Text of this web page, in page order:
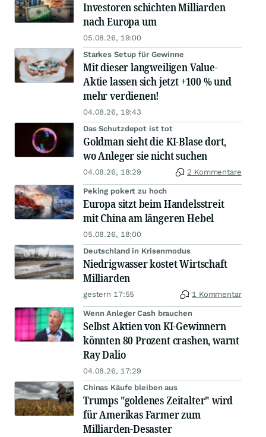
Investoren schichten Milliarden
nach Europa um
05.08.26, 19:00
Starkes Setup für Gewinne
Mit dieser langweiligen Value-
Aktie lassen sich jetzt +100 % und
mehr verdienen!
04.08.26, 19:43
Das Schutzdepot ist tot
Goldman sieht die KI-Blase dort,
wo Anleger sie nicht suchen
04.08.26, 18:29 2 Kommentare
Peking pokert zu hoch
Europa sitzt beim Handelsstreit
mit China am längeren Hebel
05.08.26, 18:00
Deutschland in Krisenmodus
Niedrigwasser kostet Wirtschaft
Milliarden
gestern 17:55 1 Kommentar
Wenn Anleger Cash brauchen
Selbst Aktien von KI-Gewinnern
könnten 80 Prozent crashen, warnt
Ray Dalio
04.08.26, 17:29
Chinas Käufe bleiben aus
Trumps "goldenes Zeitalter" wird
für Amerikas Farmer zum
Milliarden-Desaster